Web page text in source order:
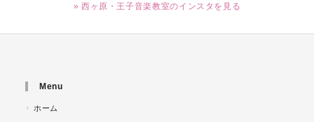
» 西ヶ原・王子音楽教室のインスタを見る
Menu
ホーム